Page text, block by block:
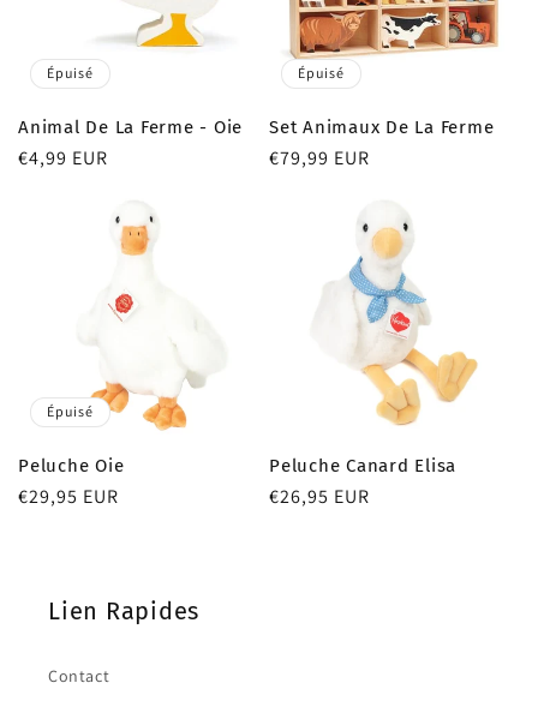
Épuisé
Animal De La Ferme - Oie
Prix
€4,99 EUR
Épuisé
Set Animaux De La Ferme
Prix
€79,99 EUR
Épuisé
Peluche Oie
Prix
€29,95 EUR
Peluche Canard Elisa
Prix
€26,95 EUR
Lien Rapides
Contact